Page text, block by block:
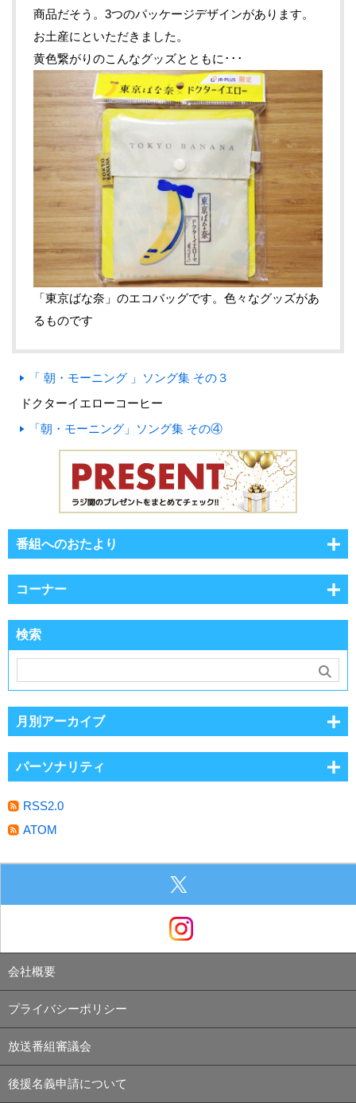
商品だそう。 3つのパッケージデザインがあります。
お土産にといただきました。
黄色繋がりのこんなグッズとともに･･･
「東京ばな奈」のエコバッグです。色々なグッズがあ
るものです
「 朝・モーニング 」ソング集 その３
ドクターイエローコーヒー
「朝・モーニング」ソング集 その④
番組へのおたより
コーナー
検索
月別アーカイブ
パーソナリティ
RSS2.0
ATOM
会社概要
プライバシーポリシー
放送番組審議会
後援名義申請について